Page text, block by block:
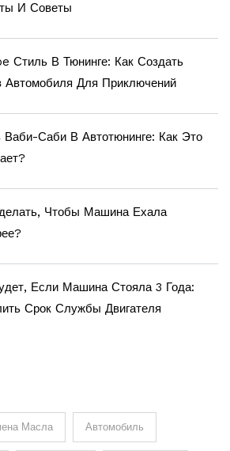
И Советы
Стиль В Тюнинге: Как Создать
Автомобиля Для Приключений
Ваби-Саби В Автотюнинге: Как Это
Чтобы Машина Ехала
Если Машина Стояла 3 Года:
Срок Службы Двигателя
Масла Автомобиль